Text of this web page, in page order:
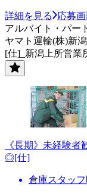
詳細を見る
応募
アルバイト・パー
ヤマト運輸(株)新
[仕]_新潟上所営業
《長期》未経験
◎[仕]
倉庫スタッフ